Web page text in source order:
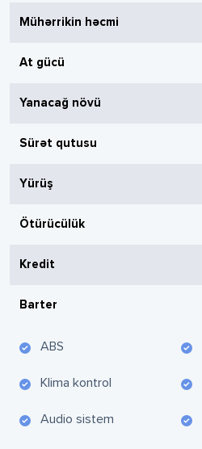
Mühərrikin həcmi
At gücü
Yanacağ növü
Sürət qutusu
Yürüş
Ötürücülük
Kredit
Barter
ABS
Klima kontrol
Audio sistem